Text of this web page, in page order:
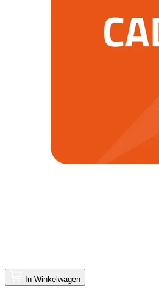
In Winkelwagen